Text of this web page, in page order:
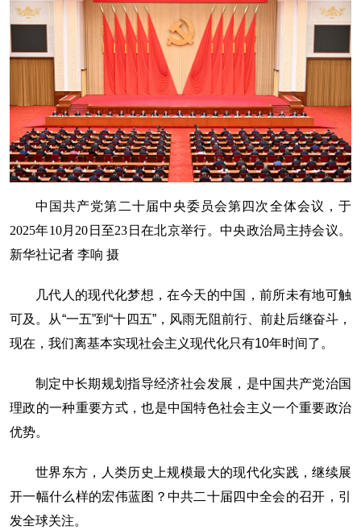
中国共产党第二十届中央委员会第四次全体会议，于
2025年10月20日至23日在北京举行。中央政治局主持会议。
新华社记者 李响 摄
几代人的现代化梦想，在今天的中国，前所未有地可触
可及。从“一五”到“十四五”，风雨无阻前行、前赴后继奋斗，
现在，我们离基本实现社会主义现代化只有10年时间了。
制定中长期规划指导经济社会发展，是中国共产党治国
理政的一种重要方式，也是中国特色社会主义一个重要政治
优势。
世界东方，人类历史上规模最大的现代化实践，继续展
开一幅什么样的宏伟蓝图？中共二十届四中全会的召开，引
发全球关注。